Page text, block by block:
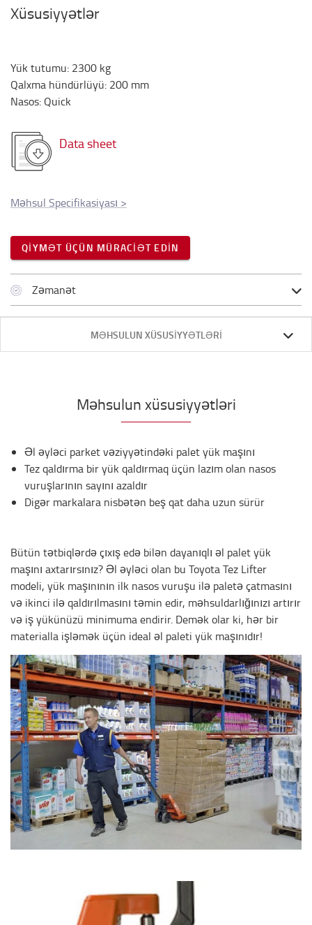
Xüsusiyyətlər
Yük tutumu: 2300 kg
Qalxma hündürlüyü: 200 mm
Nasos: Quick
Data sheet
Məhsul Specifikasiyası >
QIYMƏT ÜÇÜN MÜRACIƏT EDIN
Zəmanət
MƏHSULUN XÜSUSIYYƏTLƏRI
Məhsulun xüsusiyyətləri
Əl əyləci parket vəziyyətindəki palet yük maşını
Tez qaldırma bir yük qaldırmaq üçün lazım olan nasos
vuruşlarının sayını azaldır
Digər markalara nisbətən beş qat daha uzun sürür
Bütün tətbiqlərdə çıxış edə bilən dayanıqlı əl palet yük
maşını axtarırsınız? Əl əyləci olan bu Toyota Tez Lifter
modeli, yük maşınının ilk nasos vuruşu ilə paletə çatmasını
və ikinci ilə qaldırılmasını təmin edir, məhsuldarlığınızı artırır
və iş yükünüzü minimuma endirir. Demək olar ki, hər bir
materialla işləmək üçün ideal əl paleti yük maşınıdır!